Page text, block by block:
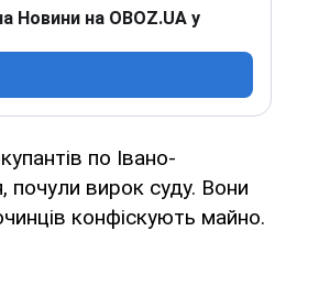
Новини на OBOZ.UA у
по Івано-
почули вирок суду. Вони
конфіскують майно.